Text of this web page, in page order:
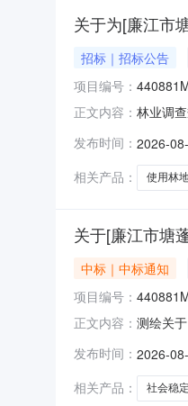
关于为[廉江市
招标｜招标公告
项目编号：
正文内容： 林业调
设用地
发布时间： 2026-
相关产品：
使用林
关于[廉江市塘
中标｜中标通知
项目编号：
正文内容： 测绘关
购）投
发布时间： 2026-
相关产品：
社会稳